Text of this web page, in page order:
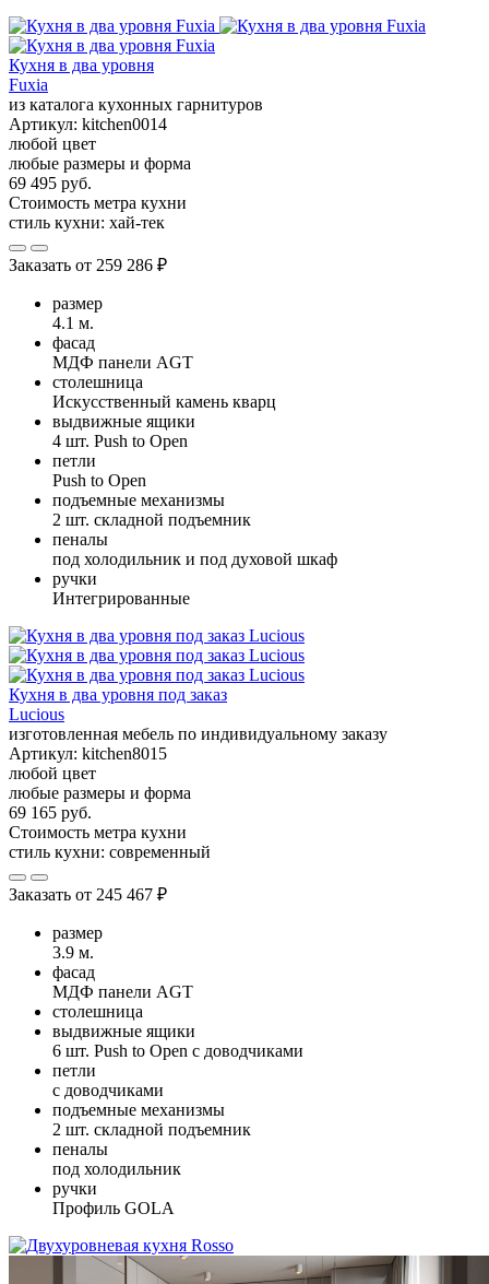
Кухня в два уровня
Fuxia
из каталога кухонных гарнитуров
Артикул: kitchen0014
любой цвет
любые размеры и форма
69 495 руб.
Стоимость метра кухни
стиль кухни: хай-тек
Заказать от 259 286 ₽
размер
4.1 м.
фасад
МДФ панели AGT
столешница
Искусственный камень кварц
выдвижные ящики
4 шт. Push to Open
петли
Push to Open
подъемные механизмы
2 шт. складной подъемник
пеналы
под холодильник и под духовой шкаф
ручки
Интегрированные
Кухня в два уровня под заказ
Lucious
изготовленная мебель по индивидуальному заказу
Артикул: kitchen8015
любой цвет
любые размеры и форма
69 165 руб.
Стоимость метра кухни
стиль кухни: современный
Заказать от 245 467 ₽
размер
3.9 м.
фасад
МДФ панели AGT
столешница
выдвижные ящики
6 шт. Push to Open с доводчиками
петли
с доводчиками
подъемные механизмы
2 шт. складной подъемник
пеналы
под холодильник
ручки
Профиль GOLA